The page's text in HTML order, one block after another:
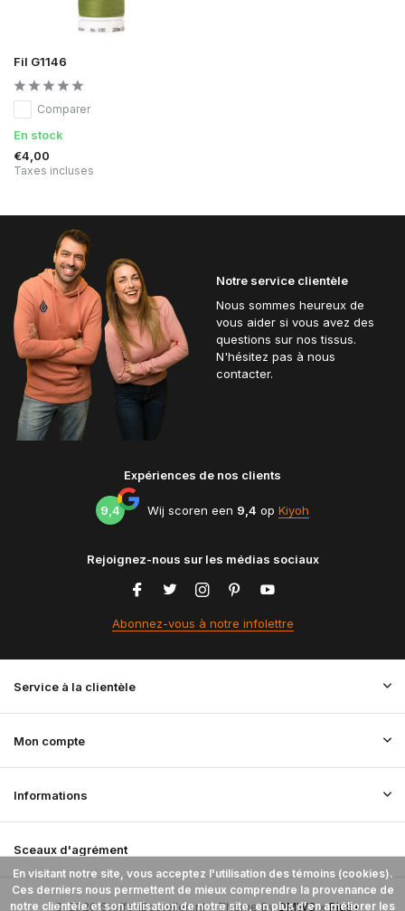
Fil G1146
Comparer
En stock
€4,00
Taxes incluses
Notre service clientèle
Nous sommes heureux de
vous aider si vous avez des
questions sur nos tissus.
N'hésitez pas à nous
contacter.
Expériences de nos clients
9,4 Wij scoren een 9,4 op Kiyoh
Rejoignez-nous sur les médias sociaux
Abonnez-vous à notre infolettre
Service à la clientèle
Mon compte
Informations
Sceaux d'agrément
© 2026 StoffenBestellen.nl - Theme ByDMWSxPlus+
En visitant notre site, vous acceptez l'utilisation des témoins (cookies).
Ces derniers nous permettent de mieux comprendre la provenance de
notre clientèle et son utilisation de notre site, en plus d'en améliorer les